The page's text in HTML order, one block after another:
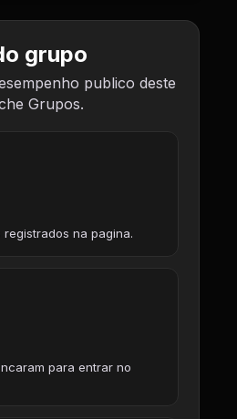
grupo
publico deste
Grupos.
na pagina.
para entrar no